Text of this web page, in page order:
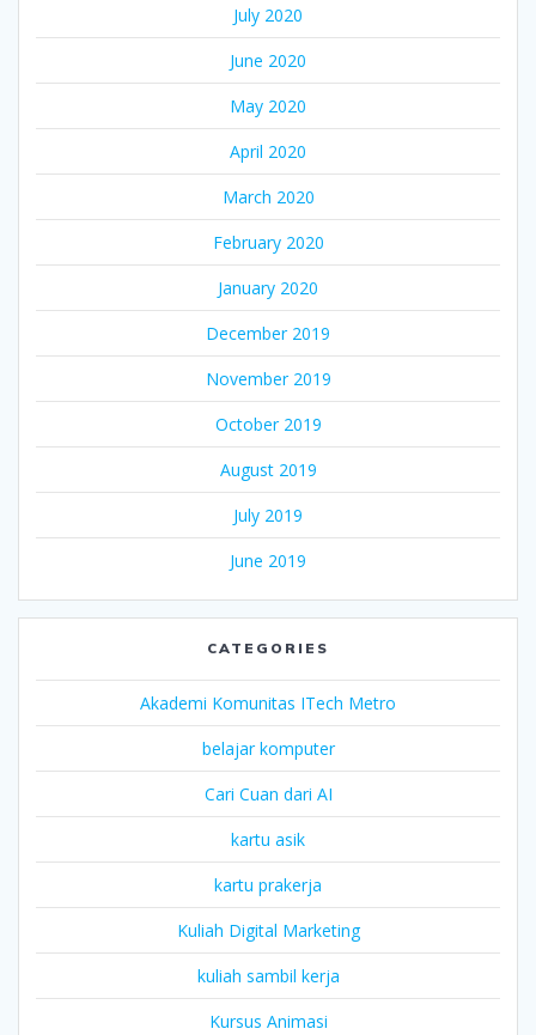
July 2020
June 2020
May 2020
April 2020
March 2020
February 2020
January 2020
December 2019
November 2019
October 2019
August 2019
July 2019
June 2019
CATEGORIES
Akademi Komunitas ITech Metro
belajar komputer
Cari Cuan dari AI
kartu asik
kartu prakerja
Kuliah Digital Marketing
kuliah sambil kerja
Kursus Animasi